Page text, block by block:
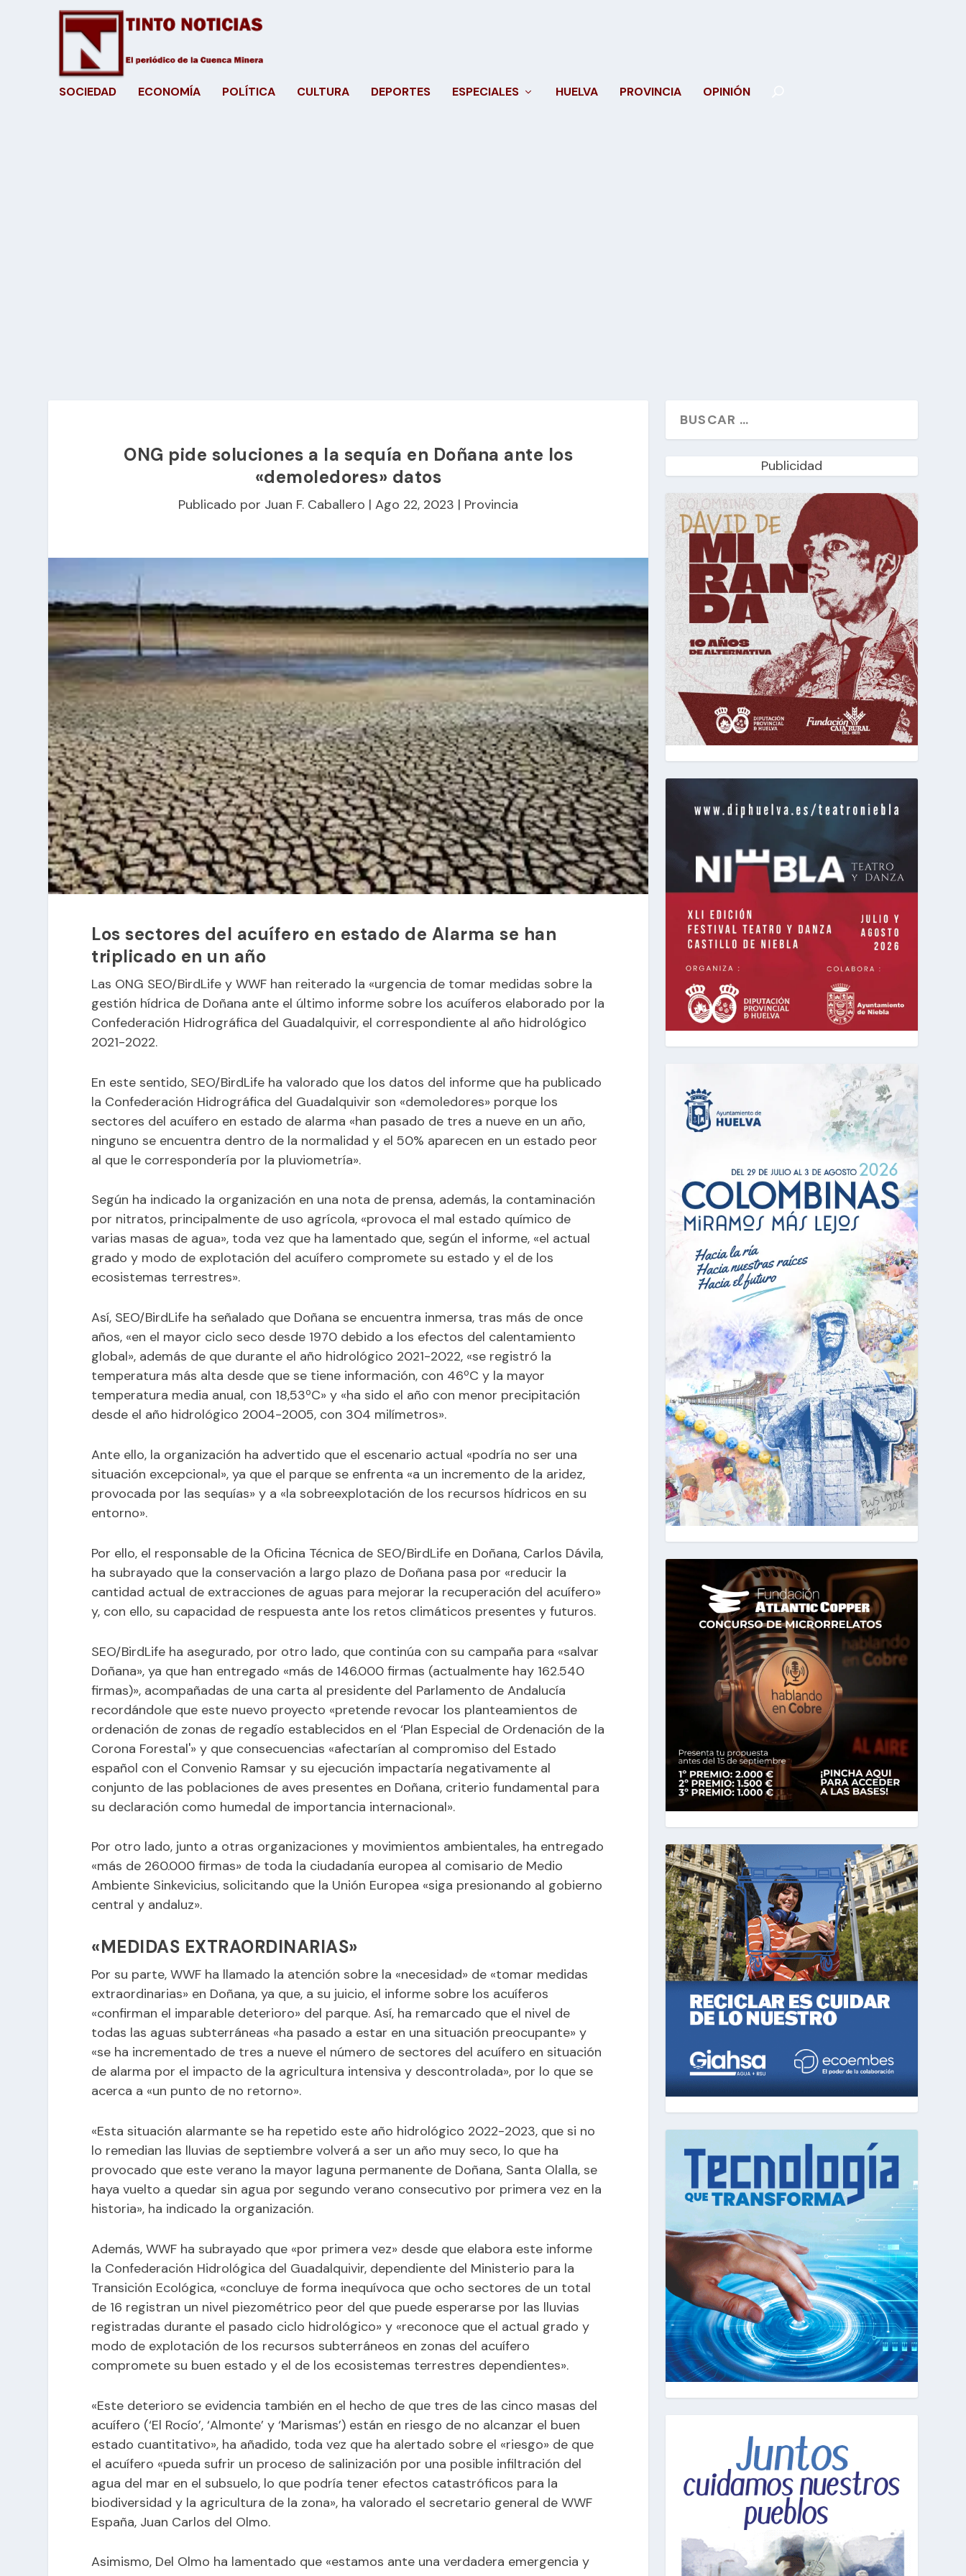
SOCIEDAD ECONOMÍA POLÍTICA CULTURA DEPORTES ESPECIALES HUELVA PROVINCIA OPINIÓN
ONG pide soluciones a la sequía en Doñana ante los
«demoledores» datos
Publicado por Juan F. Caballero |Ago 22, 2023 | Provincia
Los sectores del acuífero en estado de Alarma se han
triplicado en un año
Las ONG SEO/BirdLife y WWF han reiterado la «urgencia de tomar medidas sobre la
gestión hídrica de Doñana ante el último informe sobre los acuíferos elaborado por la
Confederación Hidrográfica del Guadalquivir, el correspondiente al año hidrológico
2021-2022.
En este sentido, SEO/BirdLife ha valorado que los datos del informe que ha publicado
la Confederación Hidrográfica del Guadalquivir son «demoledores» porque los
sectores del acuífero en estado de alarma «han pasado de tres a nueve en un año,
ninguno se encuentra dentro de la normalidad y el 50% aparecen en un estado peor
al que le correspondería por la pluviometría».
Según ha indicado la organización en una nota de prensa, además, la contaminación
por nitratos, principalmente de uso agrícola, «provoca el mal estado químico de
varias masas de agua», toda vez que ha lamentado que, según el informe, «el actual
grado y modo de explotación del acuífero compromete su estado y el de los
ecosistemas terrestres».
Así, SEO/BirdLife ha señalado que Doñana se encuentra inmersa, tras más de once
años, «en el mayor ciclo seco desde 1970 debido a los efectos del calentamiento
global», además de que durante el año hidrológico 2021-2022, «se registró la
temperatura más alta desde que se tiene información, con 46ºC y la mayor
temperatura media anual, con 18,53ºC» y «ha sido el año con menor precipitación
desde el año hidrológico 2004-2005, con 304 milímetros».
Ante ello, la organización ha advertido que el escenario actual «podría no ser una
situación excepcional», ya que el parque se enfrenta «a un incremento de la aridez,
provocada por las sequías» y a «la sobreexplotación de los recursos hídricos en su
entorno».
Por ello, el responsable de la Oficina Técnica de SEO/BirdLife en Doñana, Carlos Dávila,
ha subrayado que la conservación a largo plazo de Doñana pasa por «reducir la
cantidad actual de extracciones de aguas para mejorar la recuperación del acuífero»
y, con ello, su capacidad de respuesta ante los retos climáticos presentes y futuros.
SEO/BirdLife ha asegurado, por otro lado, que continúa con su campaña para «salvar
Doñana», ya que han entregado «más de 146.000 firmas (actualmente hay 162.540
firmas)», acompañadas de una carta al presidente del Parlamento de Andalucía
recordándole que este nuevo proyecto «pretende revocar los planteamientos de
ordenación de zonas de regadío establecidos en el ‘Plan Especial de Ordenación de la
Corona Forestal'» y que consecuencias «afectarían al compromiso del Estado
español con el Convenio Ramsar y su ejecución impactaría negativamente al
conjunto de las poblaciones de aves presentes en Doñana, criterio fundamental para
su declaración como humedal de importancia internacional».
Por otro lado, junto a otras organizaciones y movimientos ambientales, ha entregado
«más de 260.000 firmas» de toda la ciudadanía europea al comisario de Medio
Ambiente Sinkevicius, solicitando que la Unión Europea «siga presionando al gobierno
central y andaluz».
«MEDIDAS EXTRAORDINARIAS»
Por su parte, WWF ha llamado la atención sobre la «necesidad» de «tomar medidas
extraordinarias» en Doñana, ya que, a su juicio, el informe sobre los acuíferos
«confirman el imparable deterioro» del parque. Así, ha remarcado que el nivel de
todas las aguas subterráneas «ha pasado a estar en una situación preocupante» y
«se ha incrementado de tres a nueve el número de sectores del acuífero en situación
de alarma por el impacto de la agricultura intensiva y descontrolada», por lo que se
acerca a «un punto de no retorno».
«Esta situación alarmante se ha repetido este año hidrológico 2022-2023, que si no
lo remedian las lluvias de septiembre volverá a ser un año muy seco, lo que ha
provocado que este verano la mayor laguna permanente de Doñana, Santa Olalla, se
haya vuelto a quedar sin agua por segundo verano consecutivo por primera vez en la
historia», ha indicado la organización.
Además, WWF ha subrayado que «por primera vez» desde que elabora este informe
la Confederación Hidrológica del Guadalquivir, dependiente del Ministerio para la
Transición Ecológica, «concluye de forma inequívoca que ocho sectores de un total
de 16 registran un nivel piezométrico peor del que puede esperarse por las lluvias
registradas durante el pasado ciclo hidrológico» y «reconoce que el actual grado y
modo de explotación de los recursos subterráneos en zonas del acuífero
compromete su buen estado y el de los ecosistemas terrestres dependientes».
«Este deterioro se evidencia también en el hecho de que tres de las cinco masas del
acuífero (‘El Rocío’, ‘Almonte’ y ‘Marismas’) están en riesgo de no alcanzar el buen
estado cuantitativo», ha añadido, toda vez que ha alertado sobre el «riesgo» de que
el acuífero «pueda sufrir un proceso de salinización por una posible infiltración del
agua del mar en el subsuelo, lo que podría tener efectos catastróficos para la
biodiversidad y la agricultura de la zona», ha valorado el secretario general de WWF
España, Juan Carlos del Olmo.
Asimismo, Del Olmo ha lamentado que «estamos ante una verdadera emergencia y
Publicidad